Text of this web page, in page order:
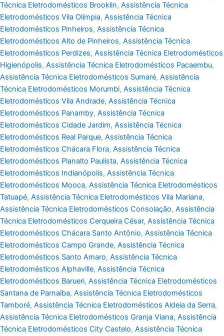
Técnica Eletrodomésticos Brooklin, Assistência Técnica
Eletrodomésticos Vila Olímpia, Assistência Técnica
Eletrodomésticos Pinheiros, Assistência Técnica
Eletrodomésticos Alto de Pinheiros, Assistência Técnica
Eletrodomésticos Perdizes, Assistência Técnica Eletrodomésticos
Higienópolis, Assistência Técnica Eletrodomésticos Pacaembu,
Assistência Técnica Eletrodomésticos Sumaré, Assistência
Técnica Eletrodomésticos Morumbi, Assistência Técnica
Eletrodomésticos Vila Andrade, Assistência Técnica
Eletrodomésticos Panamby, Assistência Técnica
Eletrodomésticos Cidade Jardim, Assistência Técnica
Eletrodomésticos Real Parque, Assistência Técnica
Eletrodomésticos Chácara Flora, Assistência Técnica
Eletrodomésticos Planalto Paulista, Assistência Técnica
Eletrodomésticos Indianópolis, Assistência Técnica
Eletrodomésticos Mooca, Assistência Técnica Eletrodomésticos
Tatuapé, Assistência Técnica Eletrodomésticos Vila Mariana,
Assistência Técnica Eletrodomésticos Consolação, Assistência
Técnica Eletrodomésticos Cerqueira César, Assistência Técnica
Eletrodomésticos Chácara Santo Antônio, Assistência Técnica
Eletrodomésticos Campo Grande, Assistência Técnica
Eletrodomésticos Santo Amaro, Assistência Técnica
Eletrodomésticos Alphaville, Assistência Técnica
Eletrodomésticos Barueri, Assistência Técnica Eletrodomésticos
Santana de Parnaíba, Assistência Técnica Eletrodomésticos
Tamboré, Assistência Técnica Eletrodomésticos Aldeia da Serra,
Assistência Técnica Eletrodomésticos Granja Viana, Assistência
Técnica Eletrodomésticos City Castelo, Assistência Técnica